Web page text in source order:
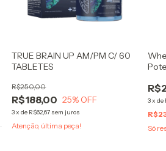
TRUE BRAIN UP AM/PM C/ 60
TABLETES
R$188,00
R$250,00
25% OFF
3xde R$62,67 sem juros
Atenção, última peça!
3x de
Só